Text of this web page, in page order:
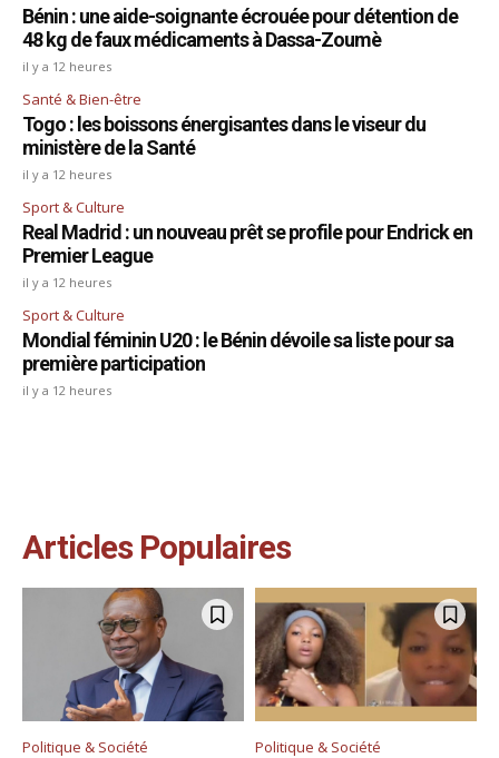
Bénin : une aide-soignante écrouée pour détention de
48 kg de faux médicaments à Dassa-Zoumè
il y a 12 heures
Santé & Bien-être
Togo : les boissons énergisantes dans le viseur du
ministère de la Santé
il y a 12 heures
Sport & Culture
Real Madrid : un nouveau prêt se profile pour Endrick en
Premier League
il y a 12 heures
Sport & Culture
Mondial féminin U20 : le Bénin dévoile sa liste pour sa
première participation
il y a 12 heures
Articles Populaires
Politique & Société Politique & Société